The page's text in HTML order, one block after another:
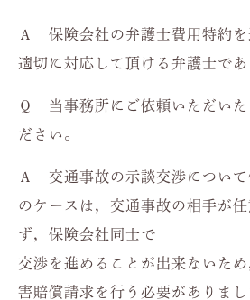
Ａ 保険会社の弁護士費用特約を
適切に対応して頂ける弁護士で
Ｑ 当事務所にご依頼いただいた
ださい。
Ａ 交通事故の示談交渉について
のケースは，交通事故の相手が
ず，保険会社同士で
交渉を進めることが出来ないた
害賠償請求を行う必要がありまし